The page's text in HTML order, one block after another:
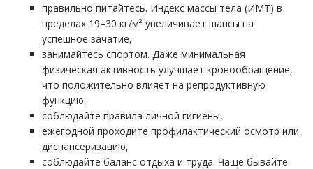
правильно питайтесь. Индекс массы тела (ИМТ) в
пределах 19–30 кг/м² увеличивает шансы на
успешное зачатие,
занимайтесь спортом. Даже минимальная
физическая активность улучшает кровообращение,
что положительно влияет на репродуктивную
функцию,
соблюдайте правила личной гигиены,
ежегодной проходите профилактический осмотр или
диспансеризацию,
соблюдайте баланс отдыха и труда. Чаще бывайте